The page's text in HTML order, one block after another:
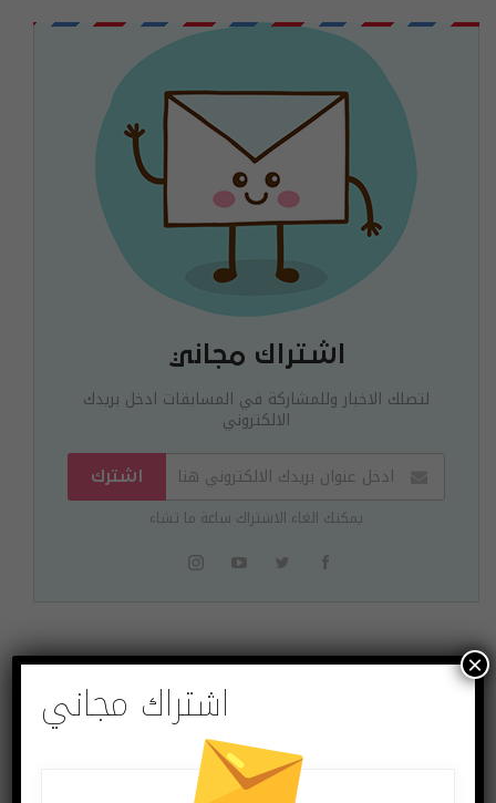
اشتراك مجاني
لتصلك الاخبار وللمشاركة في المسابقات ادخل بريدك
الالكتروني
اشترك
يمكنك الغاء الاشتراك ساعة ما تشاء
البوست السابق البوست القادم
هواوي قد تفصل
منتجات Nova لتصبح
علامة تجارية مستقلة
اشتراك مجاني
×